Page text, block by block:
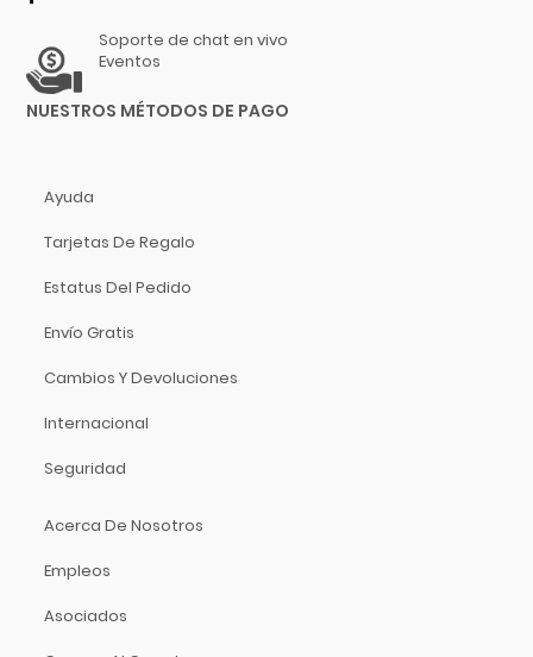
Soporte de chat en vivo
Eventos
NUESTROS MÉTODOS DE PAGO
Ayuda
Tarjetas De Regalo
Estatus Del Pedido
Envío Gratis
Cambios Y Devoluciones
Internacional
Seguridad
Acerca De Nosotros
Empleos
Asociados